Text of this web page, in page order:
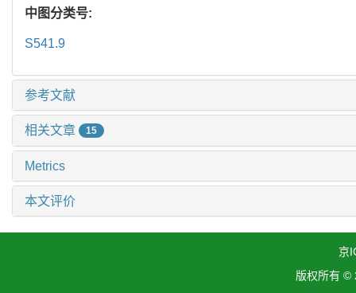
中图分类号:
S541.9
参考文献
相关文章 15
Metrics
本文评价
京
版权所有 ©